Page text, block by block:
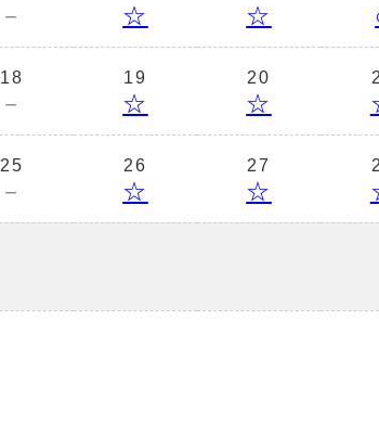
－ ☆ ☆
18
－
19
☆
20
☆
25
－
26
☆
27
☆